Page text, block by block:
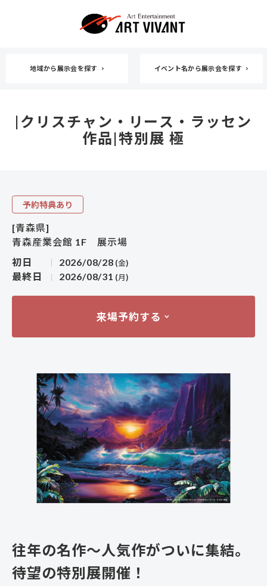
地域から展示会を探す イベント名から展示会を探す
|クリスチャン・リース・ラッセン
作品|特別展 極
予約特典あり
[青森県]
青森産業会館 1F 展示場
初日
2026/08/28 (金)
最終日 2026/08/31 (月)
来場予約する
往年の名作～人気作がついに集結。
待望の特別展開催！